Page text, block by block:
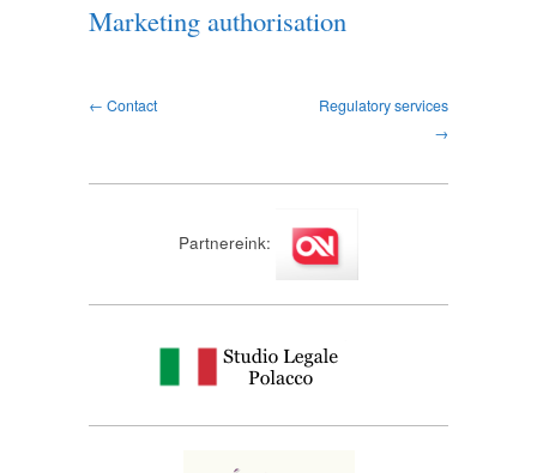
Marketing authorisation
← Contact
Regulatory services
→
Partnereink: